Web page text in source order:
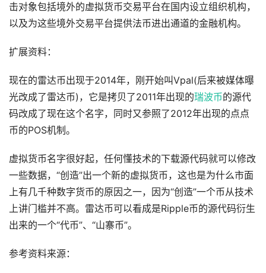
击对象包括境外的虚拟货币交易平台在国内设立组织机构，
以及为这些境外交易平台提供法币进出通道的金融机构。
扩展资料：
现在的雷达币出现于2014年，刚开始叫Vpal(后来被媒体曝
光改成了雷达币)，它是拷贝了2011年出现的瑞波币的源代
码改成了现在这个名字，同时又参照了2012年出现的点点
币的POS机制。
虚拟货币名字很好起，任何懂技术的下载源代码就可以修改
一些数据，“创造”出一个新的虚拟货币，这也是为什么市面
上有几千种数字货币的原因之一，因为“创造”一个币从技术
上讲门槛并不高。雷达币可以看成是Ripple币的源代码衍生
出来的一个“代币”、“山寨币”。
参考资料来源：